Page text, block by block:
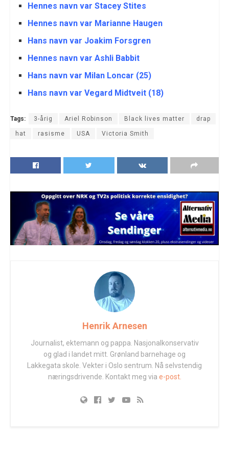
Hennes navn var Stacey Stites
Hennes navn var Marianne Haugen
Hans navn var Joakim Forsgren
Hennes navn var Ashli Babbit
Hans navn var Milan Loncar (25)
Hans navn var Vegard Midtveit (18)
Tags: 3-årig Ariel Robinson Black lives matter drap
hat rasisme USA Victoria Smith
Henrik Arnesen
Journalist, ektemann og pappa. Nasjonalkonservativ
og glad i landet mitt. Grønland barnehage og
Lakkegata skole. Vekter i Oslo sentrum. Nå selvstendig
næringsdrivende. Kontakt meg via e-post.